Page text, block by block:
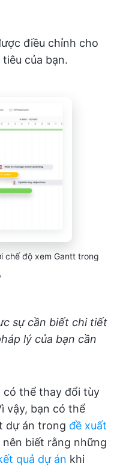
điều chỉnh cho
của bạn.
chế độ xem Gantt trong
sự cần biết chi tiết
lý của bạn cần
có thể thay đổi tùy
vậy, bạn có thể
dự án trong đề xuất
biết rằng những
quả dự án khi